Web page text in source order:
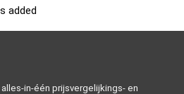
added
in-één prijsvergelijkings- en